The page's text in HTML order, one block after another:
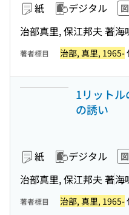
紙 デジタル
治部真里, 保江邦夫 著海
著者標目 治部, 真里, 1965-
1リット
の誘い
紙 デジタル
治部真里, 保江邦夫 著海
著者標目 治部, 真里, 1965-